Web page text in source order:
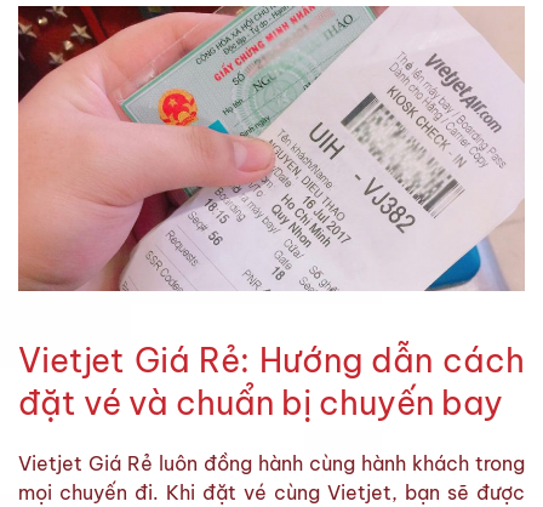
Vietjet Giá Rẻ: Hướng dẫn cách
đặt vé và chuẩn bị chuyến bay
Vietjet Giá Rẻ luôn đồng hành cùng hành khách trong
mọi chuyến đi. Khi đặt vé cùng Vietjet, bạn sẽ được